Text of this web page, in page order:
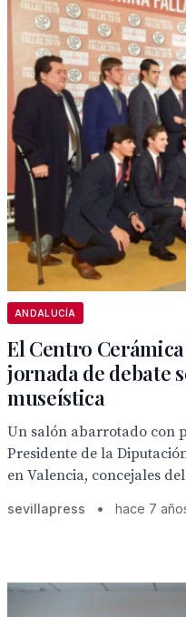
ANDALUCÍA
El Centro
jornada de debate
museística
Un salón abarrotado con
Presidente de la
en Valencia, concejales
sevillapress • hace 7